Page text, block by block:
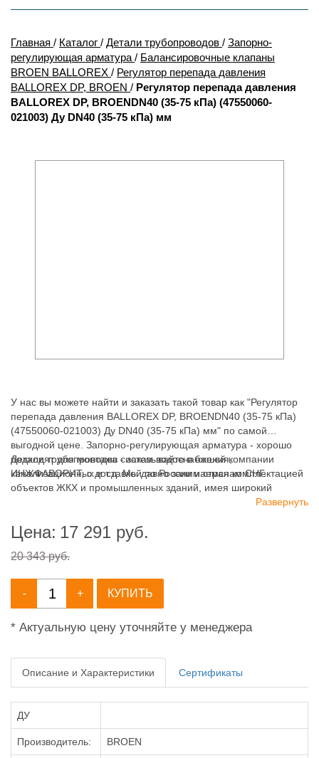
Главная / Каталог / Детали трубопроводов / Запорно-
регулирующая арматура / Балансировочные клапаны
BROEN BALLOREX / Регулятор перепада давления
BALLOREX DP, BROEN / Регулятор перепада давления
BALLOREX DP, BROENDN40 (35-75 кПа) (47550060-
021003) Ду DN40 (35-75 кПа) мм
У нас вы можете найти и заказать такой товар как "Регулятор
перепада давления BALLOREX DP, BROENDN40 (35-75 кПа)
(47550060-021003) Ду DN40 (35-75 кПа) мм" по самой
выгодной цене. Запорно-регулирующая арматура - хорошо
подходят для монтажа систем водоснабжения,
канализационных и т.д. Мы давно занимаемся комплектацией
объектов ЖКХ и промышленных зданий, имея широкий
Детали трубопроводов - заказывайте в нашей компании
ИНЖФАВОРИТ, с доставкой по России и странам СНГ.
Развернуть
Цена: 17 291 руб.
20 343 руб.
- + КУПИТЬ
* Актуальную цену уточняйте у менеджера
Описание и Характеристики Сертификаты
ДУ
Производитель: BROEN